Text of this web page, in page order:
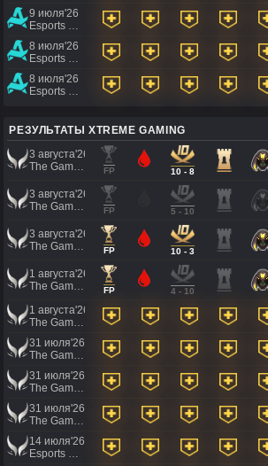
9 июля'26
8 июля'26
8 июля'26
РЕЗУЛЬТАТЫ XTREME GAMING
3 августа'26
FP 10 - 8
3 августа'26
FP 5 - 10
3 августа'26
FP 10 - 3
1 августа'26
FP 4 - 10
1 августа'26
31 июля'26
31 июля'26
31 июля'26
14 июля'26